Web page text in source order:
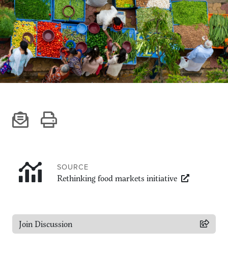
Events
CGIAR Initiative Events
External Events
INFORMATION
Feedback
Subscribe
SOURCE
Rethinking food markets initiative
Join Discussion